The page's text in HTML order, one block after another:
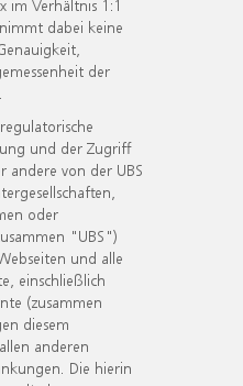
im Verhältnis 1:1
dabei keine
der
und der Zugriff
andere von der UBS
oder
"UBS")
und alle
einschließlich
(zusammen
diesem
anderen
Die hierin